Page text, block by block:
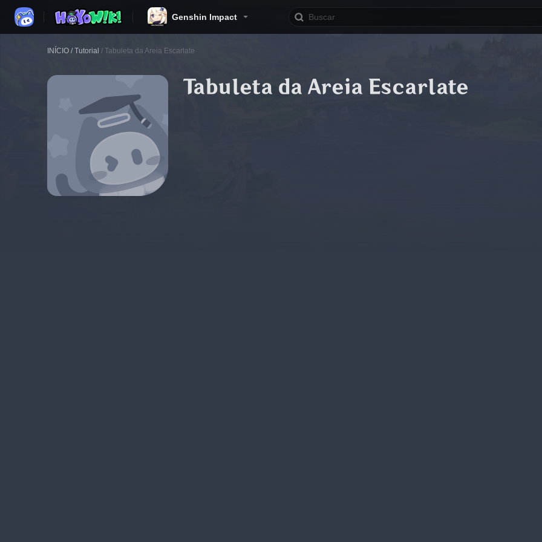
Genshin Impact
INÍCIO / Tutorial / Tabuleta da Areia Escarlate
Tabuleta da Areia Escarlate